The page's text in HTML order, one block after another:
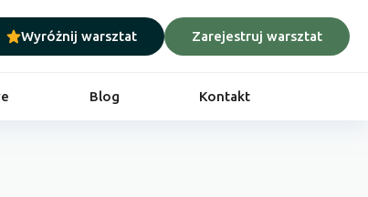
Wyróżnij warsztat Zarejestruj warsztat
Blog Kontakt